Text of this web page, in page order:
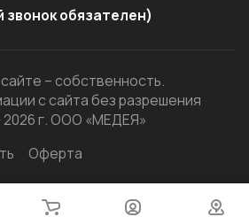
обязателен)
– собственность.
с сайта без разрешения
г. ООО «МЕДЕЯ»
Оферта